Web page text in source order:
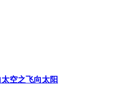
空之飞向太阳